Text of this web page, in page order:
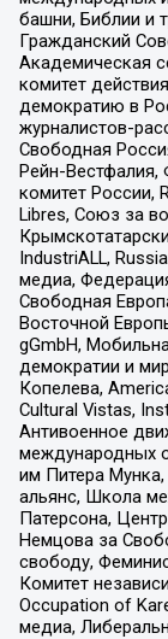
башни, Библии и
Гражданский
Академическая
комитет
демократию в
журналистов-
Свободная
Рейн-
комитет России,
Libres, Союз за
IndustriALL,
медиа,
Свободная
Восточной
gGmbH,
демократии и
Копелева,
Cultural Vistas,
Антивоенное
международных
им Питера
альянс, Школа
Патерсона,
Немцова за
свободу,
Комитет
Occupation of
медиа,